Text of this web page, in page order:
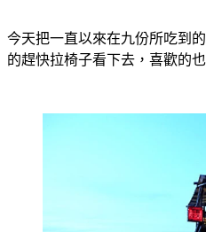
今天把一直以來在九份所吃到
的趕快拉椅子看下去，喜歡的